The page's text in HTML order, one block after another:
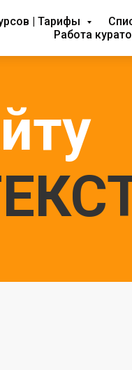
| Тарифы
Работа